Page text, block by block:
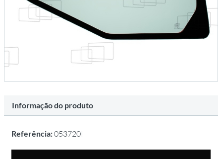
Informação do produto
Referência:053720I